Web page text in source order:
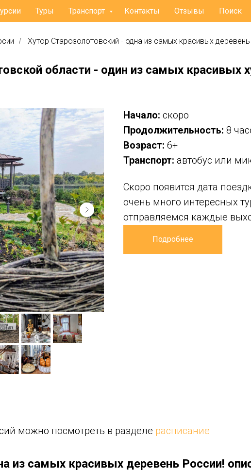
Туры Транспорт Контакты Отзывы Поиск
/ Хутор Старозолотовский - одна из самых красивых
области - один из самых красивых
Начало: скоро
Продолжительность: 8
Возраст: 6+
Транспорт: автобус или
Скоро появится дата
очень много интересных
отправляемся каждые
Подробнее
можно посмотреть в разделе расписание
из самых красивых деревень России!